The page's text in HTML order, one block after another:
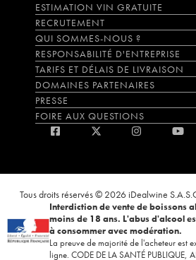
ESTIMATION VIN GRATUITE
RECRUTEMENT
QUI SOMMES-NOUS ?
RESPONSABILITÉ D'ENTREPRISE
TARIFS ET DÉLAIS DE LIVRAISON
DOMAINES PARTENAIRES
PRESSE
FOIRE AUX QUESTIONS
Tous droits réservés © 2026 iDealwine S.A.S.
Interdiction de vente de boissons
moins de 18 ans. L'abus d'alcool
à consommer avec modération.
La preuve de majorité de l'acheteur est
ligne. CODE DE LA SANTÉ PUBLIQUE,